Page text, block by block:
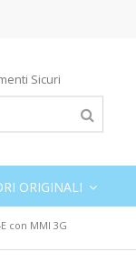
Sicuri
ORIGINALI
con MMI 3G